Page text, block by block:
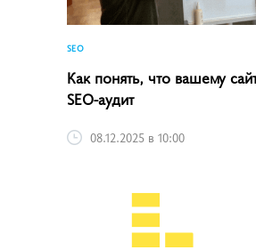
SEO
Как понять, что вашему
SEO-аудит
08.12.2025 в 10:00